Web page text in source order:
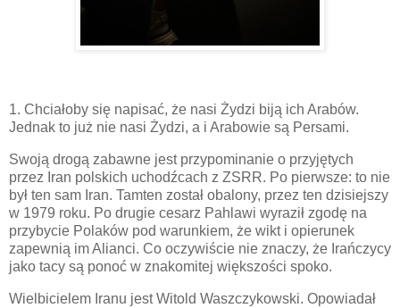
1. Chciałoby się napisać, że nasi Żydzi biją ich Arabów.
Jednak to już nie nasi Żydzi, a i Arabowie są Persami.
Swoją drogą zabawne jest przypominanie o przyjętych
przez Iran polskich uchodźcach z ZSRR. Po pierwsze: to nie
był ten sam Iran. Tamten został obalony, przez ten dzisiejszy
w 1979 roku. Po drugie cesarz Pahlawi wyraził zgodę na
przybycie Polaków pod warunkiem, że wikt i opierunek
zapewnią im Alianci. Co oczywiście nie znaczy, że Irańczycy
jako tacy są ponoć w znakomitej większości spoko.
Wielbicielem Iranu jest Witold Waszczykowski. Opowiadał